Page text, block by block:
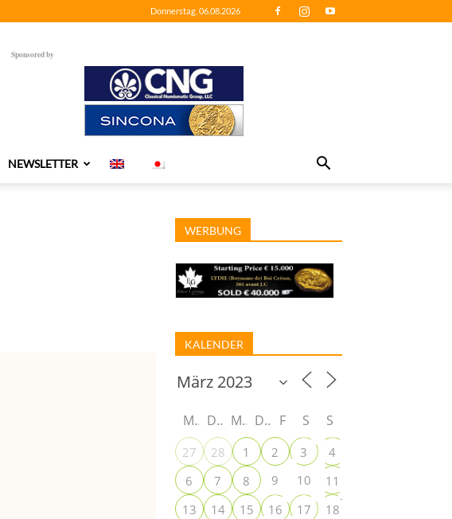
Donnerstag, 06.08.2026
Sponsored by
NEWSLETTER
WERBUNG
KALENDER
M D M D F S S
27 28 1 2 3 4
6 7 8 9 10 11
13 14 15 16 17 18
+